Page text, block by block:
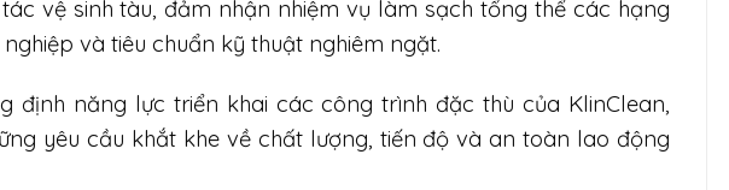
vệ sinh tàu, đảm nhận nhiệm vụ làm sạch tổng thể các hạng
và tiêu chuẩn kỹ thuật nghiêm ngặt.
định năng lực triển khai các công trình đặc thù của KlinClean,
yêu cầu khắt khe về chất lượng, tiến độ và an toàn lao động